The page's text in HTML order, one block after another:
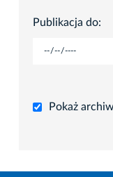
Publikacja do:
Pokaż